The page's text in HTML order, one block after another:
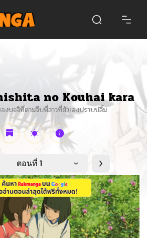
no Kouhai kara
องบจจิที่ตามจีบพี่สาวที่ตัวเองปราบปลื้ม
ตอนที่ 1